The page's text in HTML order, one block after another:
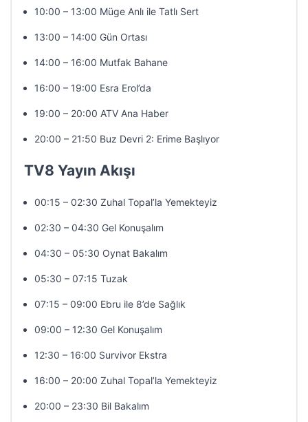
10:00 – 13:00 Müge Anlı ile Tatlı Sert
13:00 – 14:00 Gün Ortası
14:00 – 16:00 Mutfak Bahane
16:00 – 19:00 Esra Erol’da
19:00 – 20:00 ATV Ana Haber
20:00 – 21:50 Buz Devri 2: Erime Başlıyor
TV8 Yayın Akışı
00:15 – 02:30 Zuhal Topal’la Yemekteyiz
02:30 – 04:30 Gel Konuşalım
04:30 – 05:30 Oynat Bakalım
05:30 – 07:15 Tuzak
07:15 – 09:00 Ebru ile 8’de Sağlık
09:00 – 12:30 Gel Konuşalım
12:30 – 16:00 Survivor Ekstra
16:00 – 20:00 Zuhal Topal’la Yemekteyiz
20:00 – 23:30 Bil Bakalım